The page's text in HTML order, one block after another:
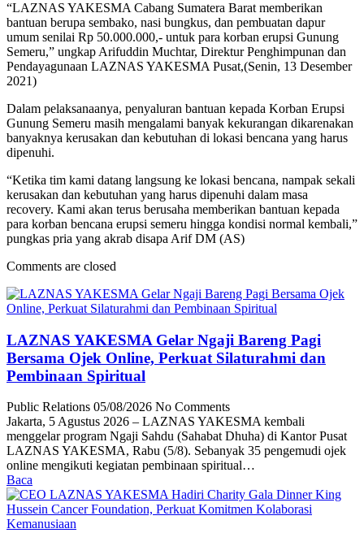
“LAZNAS YAKESMA Cabang Sumatera Barat memberikan
bantuan berupa sembako, nasi bungkus, dan pembuatan dapur
umum senilai Rp 50.000.000,- untuk para korban erupsi Gunung
Semeru,” ungkap Arifuddin Muchtar, Direktur Penghimpunan dan
Pendayagunaan LAZNAS YAKESMA Pusat,(Senin, 13 Desember
2021)
Dalam pelaksanaanya, penyaluran bantuan kepada Korban Erupsi
Gunung Semeru masih mengalami banyak kekurangan dikarenakan
banyaknya kerusakan dan kebutuhan di lokasi bencana yang harus
dipenuhi.
“Ketika tim kami datang langsung ke lokasi bencana, nampak sekali
kerusakan dan kebutuhan yang harus dipenuhi dalam masa
recovery. Kami akan terus berusaha memberikan bantuan kepada
para korban bencana erupsi semeru hingga kondisi normal kembali,”
pungkas pria yang akrab disapa Arif DM (AS)
Comments are closed
LAZNAS YAKESMA Gelar Ngaji Bareng Pagi
Bersama Ojek Online, Perkuat Silaturahmi dan
Pembinaan Spiritual
Public Relations 05/08/2026 No Comments
Jakarta, 5 Agustus 2026 – LAZNAS YAKESMA kembali
menggelar program Ngaji Sahdu (Sahabat Dhuha) di Kantor Pusat
LAZNAS YAKESMA, Rabu (5/8). Sebanyak 35 pengemudi ojek
online mengikuti kegiatan pembinaan spiritual…
Baca